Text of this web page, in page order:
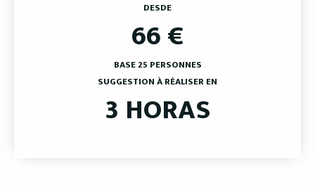
DESDE
66€
BASE 25 PERSONNES
SUGGESTION À RÉALISER EN
3 HORAS